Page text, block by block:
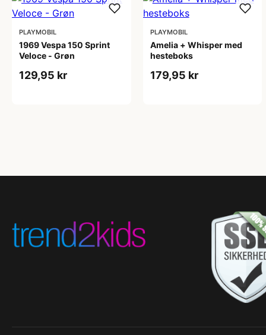
PLAYMOBIL
1969 Vespa 150 Sprint
Veloce - Grøn
129,95 kr
PLAYMOBIL
Amelia + Whisper med
hesteboks
179,95 kr